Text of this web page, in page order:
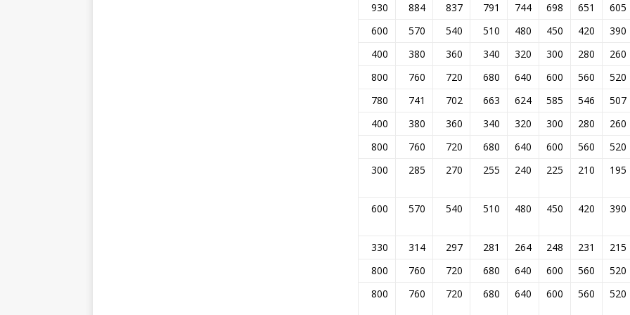
605
651
698
744
791
837
884
930
390
420
450
480
510
540
570
600
260
280
300
320
340
360
380
400
520
560
600
640
680
720
760
800
507
546
585
624
663
702
741
780
260
280
300
320
340
360
380
400
520
560
600
640
680
720
760
800
195
210
225
240
255
270
285
300
390
420
450
480
510
540
570
600
215
231
248
264
281
297
314
330
520
560
600
640
680
720
760
800
520
560
600
640
680
720
760
800